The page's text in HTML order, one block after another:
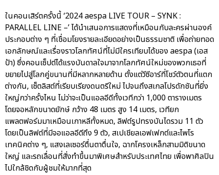
ในคอนเสิร์ตครั้งนี้ ‘2024 aespa LIVE TOUR – SYNK :
PARALLEL LINE –’ ได้นำเสนอการแสดงที่เหมือนกับละครผ่านองค์
ประกอบต่าง ๆ ที่เชื่อมโยงรายละเอียดอย่างเป็นธรรมชาติ เพื่อถ่ายทอด
เอกลักษณ์และเรื่องราวโลกทัศน์ที่ไม่มีใครเทียบได้ของ aespa (เอส
ป้า) ซึ่งคอนเซ็ปต์ได้แรงบันดาลใจมาจากโลกทัศน์ใหม่ของพวกเธอที่
ขยายไปสู่โลกคู่ขนานที่มีหลากหลายด้าน ตั้งแต่วีซีอาร์ที่โชว์ตัวตนที่แตก
ต่างกัน, เซ็ตลิสต์ที่เรียบเรียงดนตรีใหม่ ไปจนถึงสเกลโปรดักชันที่ยิ่ง
ใหญ่กว่าครั้งไหน ไม่ว่าจะเป็นแอลอีดีทั้งเวทีกว่า 1,000 ตารางเมตร
โดยจอหลักขนาดยักษ์ กว้าง 48 เมตร สูง 14 เมตร, เวทียก
แพลตฟอร์มมาเหมือนเกาหลีทั้งหมด, ลิฟต์รูปทรงบันไดรวม 11 ตัว
โดยเป็นลิฟต์ที่มีจอแอลอีดีถึง 9 ตัว, สเปเชียลเอฟเฟกต์และไพโร
เทคนิคต่าง ๆ, แสงเลเซอร์ตื่นตาตื่นใจ, ฉากโครงเหล็กสามมิติขนาด
ใหญ่ และรถเลื่อนที่สั่งทำขึ้นมาพิเศษสำหรับประเทศไทย เพื่อพาศิลปิน
ไปใกล้ชิดกับผู้ชมให้มากที่สุด